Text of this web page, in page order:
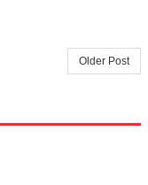
Older Post